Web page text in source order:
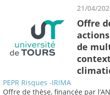
21/04/
Offre
de
PEPR Risques -IRIMA
Offre de thèse, financée par